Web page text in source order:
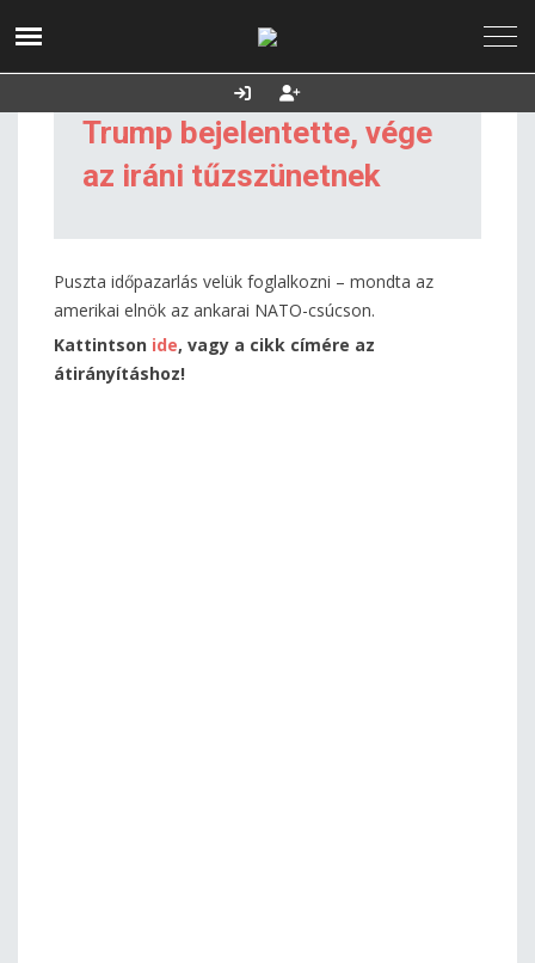
2026.08.06. 05:03
Támogatás
Trump bejelentette, vége
az iráni tűzszünetnek
Puszta időpazarlás velük foglalkozni – mondta az
amerikai elnök az ankarai NATO-csúcson.
Kattintson ide, vagy a cikk címére az
átirányításhoz!